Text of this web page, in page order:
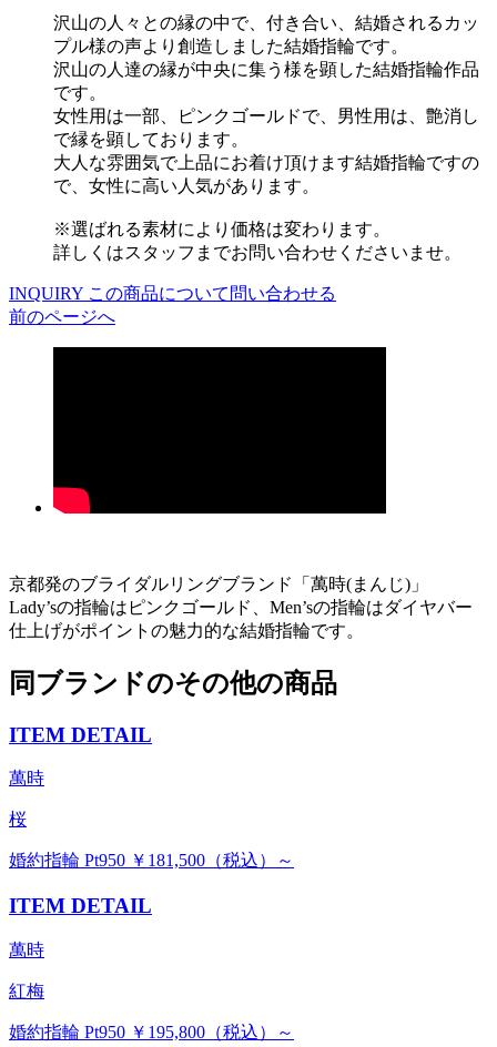
沢山の人々との縁の中で、付き合い、結婚されるカッ
プル様の声より創造しました結婚指輪です。
沢山の人達の縁が中央に集う様を顕した結婚指輪作品
です。
女性用は一部、ピンクゴールドで、男性用は、艶消し
で縁を顕しております。
大人な雰囲気で上品にお着け頂けます結婚指輪ですの
で、女性に高い人気があります。
※選ばれる素材により価格は変わります。
詳しくはスタッフまでお問い合わせくださいませ。
INQUIRY この商品について問い合わせる
前のページへ
京都発のブライダルリングブランド「萬時(まんじ)」
Lady’sの指輪はピンクゴールド、Men’sの指輪はダイヤバー
仕上げがポイントの魅力的な結婚指輪です。
同ブランドのその他の商品
ITEM DETAIL
萬時
桜
婚約指輪 Pt950 ￥181,500（税込）～
ITEM DETAIL
萬時
紅梅
婚約指輪 Pt950 ￥195,800（税込）～